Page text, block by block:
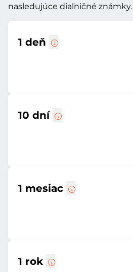
nasledujúce diaľničné známky.
1 deň
10 dní
1 mesiac
1 rok